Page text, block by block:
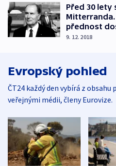
Před 30 lety
Mitterranda.
přednost
9. 12. 2018
Evropský pohled
ČT24 každý den vybírá z
veřejnými médii, členy Eurovize.